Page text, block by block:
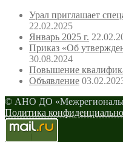
Урал приглашает
22.02.2025
Январь 2025 г.
Приказ «Об
30.08.2024
Повышение
Объявление
© АНО ДО
Политика